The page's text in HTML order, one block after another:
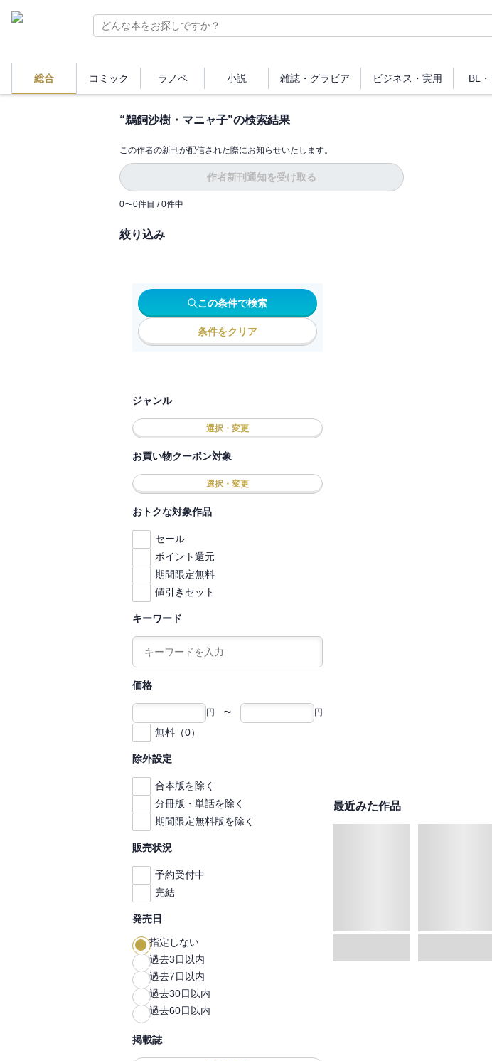
総合 コミック ラノベ 小説 雑誌・ グラビア ビジネス ・実用 BL・
“鵜飼沙樹・マニャ子”の検索結果
この作者の新刊が配信された際にお知らせいたします。
作者新刊通知を受け取る
0〜0件目 / 0件中
絞り込み
この条件で検索
条件をクリア
ジャンル
選択・変更
お買い物クーポン対象
選択・変更
おトクな対象作品
セール
ポイント還元
期間限定無料
値引きセット
キーワード
価格
円 〜 円
無料（0）
除外設定
合本版を除く
分冊版・単話を除く
期間限定無料版を除く
販売状況
予約受付中
完結
発売日
指定しない
過去3日以内
過去7日以内
過去30日以内
過去60日以内
掲載誌
最近みた作品